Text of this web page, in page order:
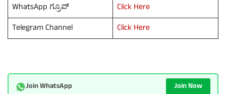
WhatsApp ಗ್ರೂಪ್
Click Here
Telegram Channel
Click Here
Join WhatsApp Join Now